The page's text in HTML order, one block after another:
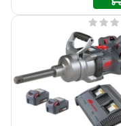
  